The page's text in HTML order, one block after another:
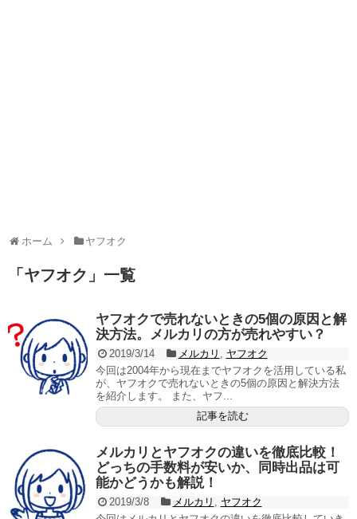
ホーム ヤフオク
「 ヤフオク 」 一覧
ヤフオクで売れないときの5個の原因と解
決方法。メルカリの方が売れやすい？
2019/3/14 メルカリ , ヤフオク
今回は2004年から現在までヤフオクを活用している私
が、ヤフオクで売れないときの5個の原因と解決方法
を紹介します。 また、ヤフ...
記事を読む
メルカリとヤフオクの違いを徹底比較！
どっちの手数料が安いか、同時出品は可
能かどうかも解説！
2019/3/8 メルカリ , ヤフオク